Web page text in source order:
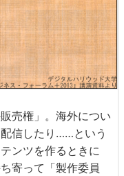
売権」。海外につい
信したり……という
ンツを作るときに
寄って「製作委員